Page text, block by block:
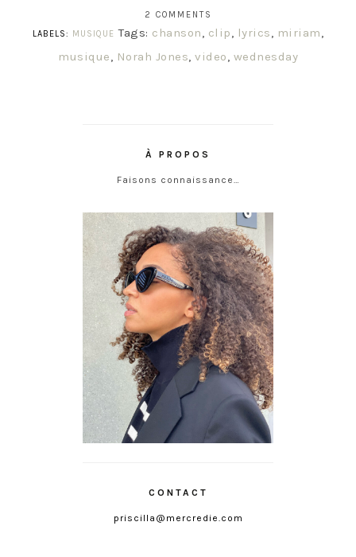
2 COMMENTS
LABELS:
MUSIQUE Tags: chanson, clip, lyrics, miriam,
musique, Norah Jones, video, wednesday
À PROPOS
Faisons connaissance…
CONTACT
priscilla@mercredie.com